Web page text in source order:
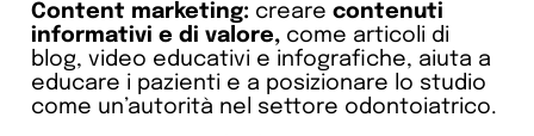
Content marketing: creare contenuti
informativi e di valore, come articoli di
blog, video educativi e infografiche, aiuta a
educare i pazienti e a posizionare lo studio
come un’autorità nel settore odontoiatrico.